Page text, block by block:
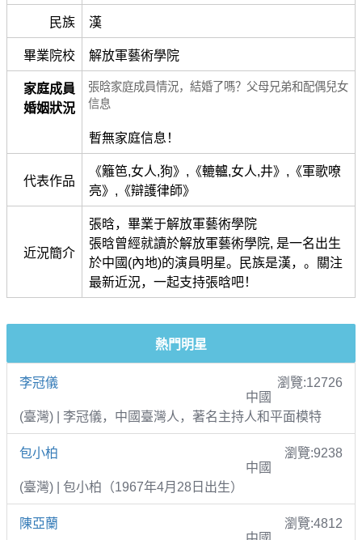
民族 漢
畢業院校 解放軍藝術學院
家庭成員
婚姻狀況
張晗家庭成員情況，結婚了嗎？父母兄弟和配偶兒女
信息
暫無家庭信息！
代表作品
《籬笆,女人,狗》,《轆轤,女人,井》,《軍歌嘹
亮》,《辯護律師》
近況簡介
張晗，畢業于解放軍藝術學院
張晗曾經就讀於解放軍藝術學院, 是一名出生
於中國(內地)的演員明星。民族是漢，。關注
最新近況，一起支持張晗吧！
熱門明星
李冠儀
瀏覽:12726
中國
(臺灣) | 李冠儀，中國臺灣人，著名主持人和平面模特
包小柏
瀏覽:9238
中國
(臺灣) | 包小柏（1967年4月28日出生）
陳亞蘭
瀏覽:4812